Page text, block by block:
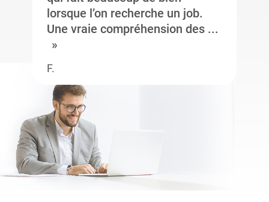
lorsque l’on recherche un job.
Une vraie compréhension des ...
F.